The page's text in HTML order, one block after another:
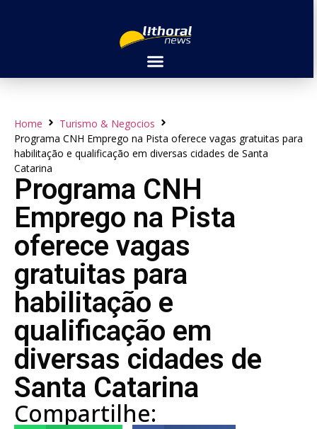
Home
Turismo & Negocios
Programa CNH Emprego na Pista oferece vagas gratuitas para
habilitação e qualificação em diversas cidades de Santa
Catarina
Programa CNH
Emprego na Pista
oferece vagas
gratuitas para
habilitação e
qualificação em
diversas cidades de
Santa Catarina
Compartilhe: